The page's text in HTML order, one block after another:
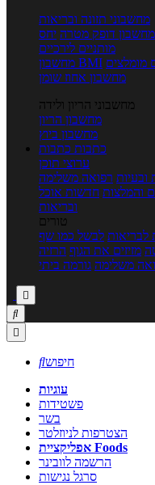
מחשבוני תזונה ובריאות
מחשבון דופק מטרה יחס
מותניים לירכיים
מחשבון BMI מומלצים
מחשבון אחוז שומן
מחשבוני הריון ולידה
מחשבון הריון
מחשבון ביוץ
כתבות כתבות
ערוצי תוכן
ובעיות רפואה משלימה
והמלצות חדשות אוכל
ובריאות
טורים
לבריאות לבשל כמו שף
מזיזים את הגוף הרזיה
משלימה גורמה ביתי



חיפוש
עוגיות
פשטידות
בשר
הצטרפות לניוזלטר
אפליקציית Foods
הרשמה לוובינר
סרגל נגישות